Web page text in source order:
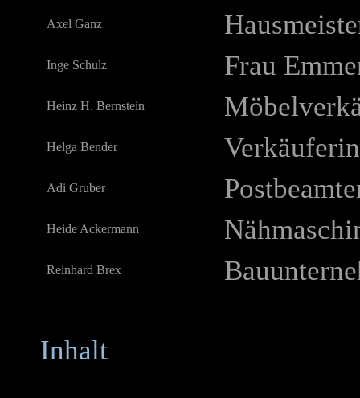
Axel Ganz
Inge Schulz Frau
Heinz H. Bernstein
Helga Bender
Adi Gruber
Heide Ackermann
Reinhard Brex
Inhalt